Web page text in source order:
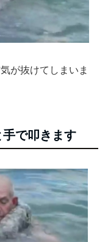
が抜けてしまいま
で叩きます